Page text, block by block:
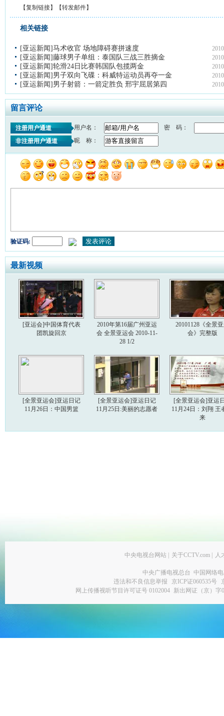
【复制链接】【转发邮件】
相关链接
[亚运新闻]马术收官 场地障碍赛拼速度
[亚运新闻]藤球男子单组：泰国队三战三胜摘金
[亚运新闻]轮滑24日比赛韩国队包揽两金
[亚运新闻]男子双向飞碟：科威特运动员再夺一金
[亚运新闻]男子射箭：一箭定胜负 邢宇屈居第四
留言评论
注册用户通道 用户名：
密 码：
非注册用户通道
昵 称：
验证码:
最新视频
[亚运会]中国体育代表
团凯旋回京
2010年第16届广州亚运
会 全景亚运会 2010-11-
28 1/2
20101128《全景
会》完整版
[全景亚运会]亚运日记
11月26日：中国男篮
[全景亚运会]亚运日记
11月25日:美丽的志愿者
[全景亚运会]亚运
11月24日：刘翔 王
来
中央电视台网站 关于CCTV.com 人
中央广播电视总台 中国网络
违法和不良信息举报
京ICP证060535号
网上传播视听节目许可证号 0102004 新出网证（京）